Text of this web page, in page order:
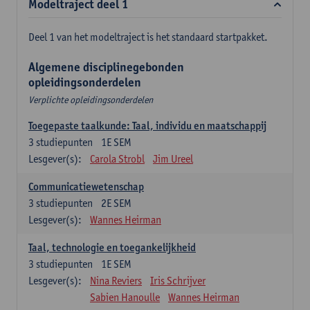
Modeltraject deel 1
Deel 1 van het modeltraject is het standaard startpakket.
Algemene disciplinegebonden
opleidingsonderdelen
Verplichte opleidingsonderdelen
Toegepaste taalkunde: Taal, individu en maatschappij
1E SEM
3 studiepunten
Lesgever(s):
Carola Strobl Jim Ureel
Communicatiewetenschap
2E SEM
3 studiepunten
Lesgever(s):
Wannes Heirman
Taal, technologie en toegankelijkheid
1E SEM
3 studiepunten
Lesgever(s):
Nina Reviers
Iris Schrijver
Sabien Hanoulle
Wannes Heirman